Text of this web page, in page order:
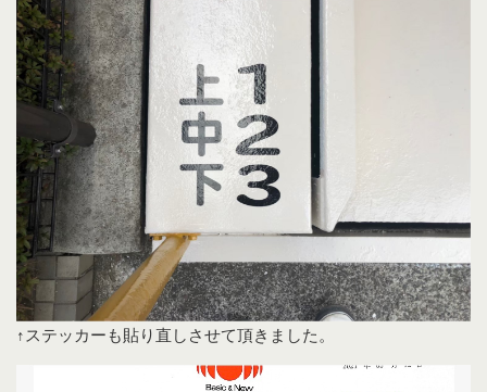
↑ステッカーも貼り直しさせて頂きました。